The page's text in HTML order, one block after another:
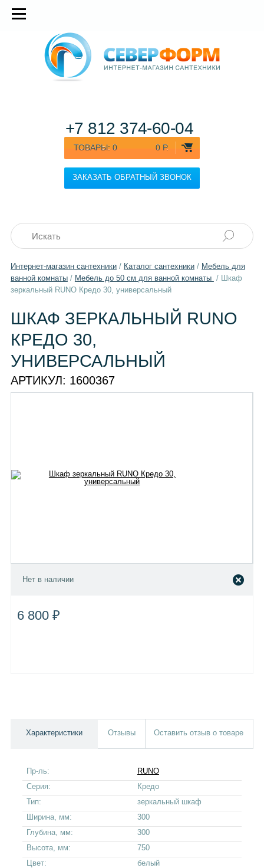
ТОВАРЫ: 0 0 Р.
ЗАКАЗАТЬ ОБРАТНЫЙ ЗВОНОК
+7 812 374-60-04
Интернет-магазин сантехники/ Каталог сантехники/ Мебель для
ванной комнаты/ Мебель до 50 см для ванной комнаты / Шкаф
зеркальный RUNO Кредо 30, универсальный
ШКАФ ЗЕРКАЛЬНЫЙ RUNO
КРЕДО 30,
УНИВЕРСАЛЬНЫЙ
АРТИКУЛ: 1600367
Нет в наличии
6 800 ₽
Характеристики Отзывы Оставить отзыв о товаре
Пр-ль:
RUNO
Серия:
Кредо
Тип:
зеркальный шкаф
Ширина, мм:
300
Глубина, мм:
300
Высота, мм:
750
Цвет:
белый